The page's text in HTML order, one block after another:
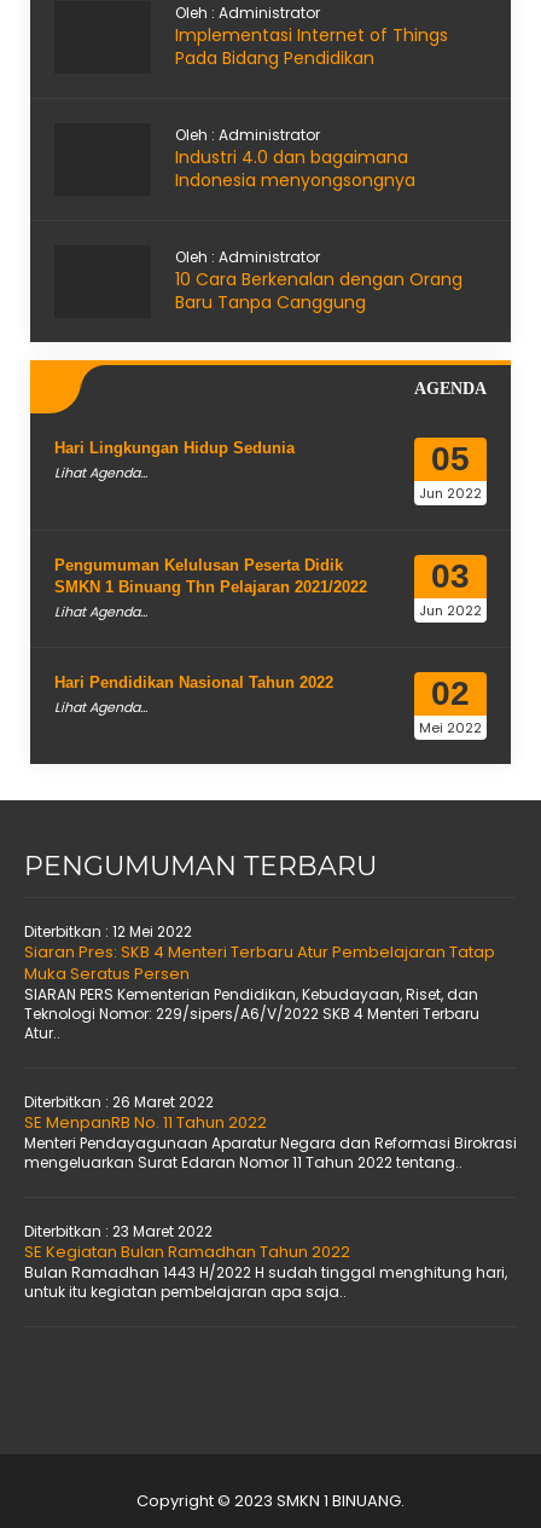
Oleh : Administrator
Implementasi Internet of Things
Pada Bidang Pendidikan
Oleh : Administrator
Industri 4.0 dan bagaimana
Indonesia menyongsongnya
Oleh : Administrator
10 Cara Berkenalan dengan Orang
Baru Tanpa Canggung
AGENDA
05
Jun 2022
Hari Lingkungan Hidup Sedunia
Lihat Agenda...
03
Jun 2022
Pengumuman Kelulusan Peserta Didik
SMKN 1 Binuang Thn Pelajaran 2021/2022
Lihat Agenda...
02
Mei 2022
Hari Pendidikan Nasional Tahun 2022
Lihat Agenda...
PENGUMUMAN TERBARU
Diterbitkan : 12 Mei 2022
Siaran Pres: SKB 4 Menteri Terbaru Atur Pembelajaran Tatap
Muka Seratus Persen
SIARAN PERS Kementerian Pendidikan, Kebudayaan, Riset, dan
Teknologi Nomor: 229/sipers/A6/V/2022 SKB 4 Menteri Terbaru
Atur..
Diterbitkan : 26 Maret 2022
SE MenpanRB No. 11 Tahun 2022
Menteri Pendayagunaan Aparatur Negara dan Reformasi Birokrasi
mengeluarkan Surat Edaran Nomor 11 Tahun 2022 tentang..
Diterbitkan : 23 Maret 2022
SE Kegiatan Bulan Ramadhan Tahun 2022
Bulan Ramadhan 1443 H/2022 H sudah tinggal menghitung hari,
untuk itu kegiatan pembelajaran apa saja..
Copyright © 2023 SMKN 1 BINUANG.